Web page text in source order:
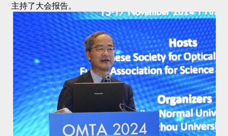
主持了大会报告。